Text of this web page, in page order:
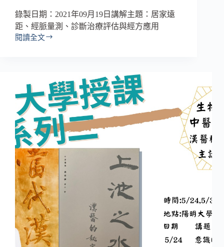
錄製日期：2021年09月19日講解主題：居家遠
距、經脈量測、診斷治療評估與經方應用
閱讀全文